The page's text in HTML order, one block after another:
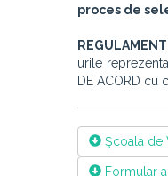
proces de
urile
DE ACORD cu
Şcoala de
Formular